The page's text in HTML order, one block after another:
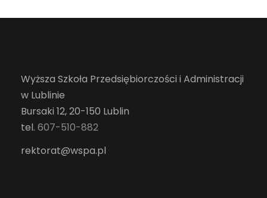
Wyższa Szkoła Przedsiębiorczości i Administracji
w Lublinie
Bursaki 12, 20-150 Lublin
tel. 607-510-882
rektorat@wspa.pl